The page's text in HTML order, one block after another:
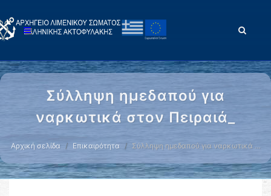
Σύλληψη ημεδαπού για
ναρκωτικά στον Πειραιά_
Αρχική σελίδα Επικαιρότητα Σύλληψη ημεδαπού για ναρκωτικά …